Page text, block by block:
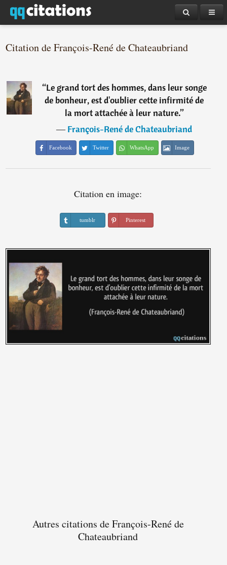
Citation de François-René de Chateaubriand
“Le grand tort des hommes, dans leur songe
de bonheur, est d'oublier cette infirmité de
la mort attachée à leur nature.”
―François-René de Chateaubriand
Facebook Twitter WhatsApp Image
Citation en image:
tumblr Pinterest
Autres citations de François-René de
Chateaubriand